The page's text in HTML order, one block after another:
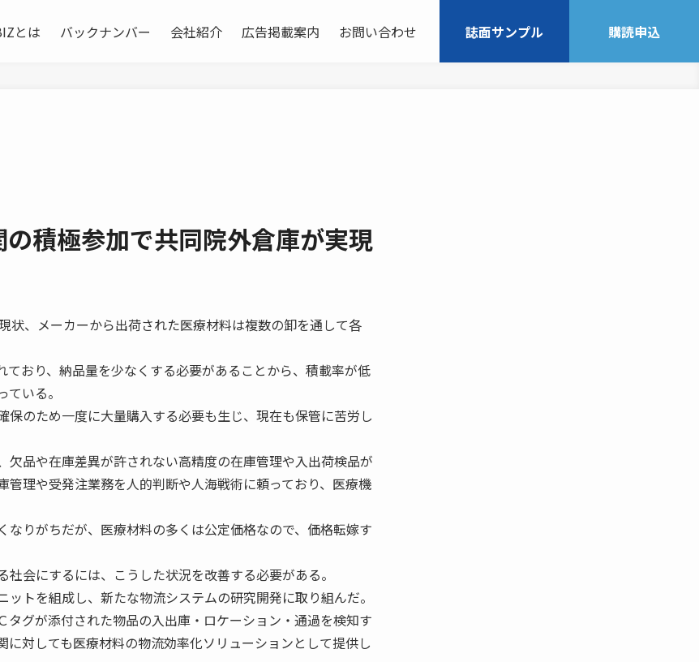
とは バックナンバー 会社紹介 広告掲載案内 お問い合わせ 誌面サンプル 購読申込
積極参加で共同院外倉庫が実現
、メーカーから出荷された医療材料は複数の卸を通して各
ており、納品量を少なくする必要があることから、積載率が低
いる。
保のため一度に大量購入する必要も生じ、現在も保管に苦労し
品や在庫差異が許されない高精度の在庫管理や入出荷検品が
管理や受発注業務を人的判断や人海戦術に頼っており、医療機
りがちだが、医療材料の多くは公定価格なので、価格転嫁す
会にするには、こうした状況を改善する必要がある。
トを組成し、新たな物流システムの研究開発に取り組んだ。
グが添付された物品の入出庫・ロケーション・通過を検知す
に対しても医療材料の物流効率化ソリューションとして提供し